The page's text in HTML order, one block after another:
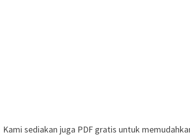
Kami sediakan juga PDF gratis untuk